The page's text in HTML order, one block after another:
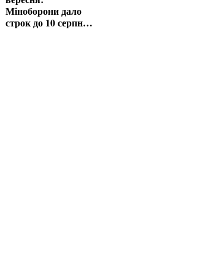
Міноборони дало
строк до 10 серпня